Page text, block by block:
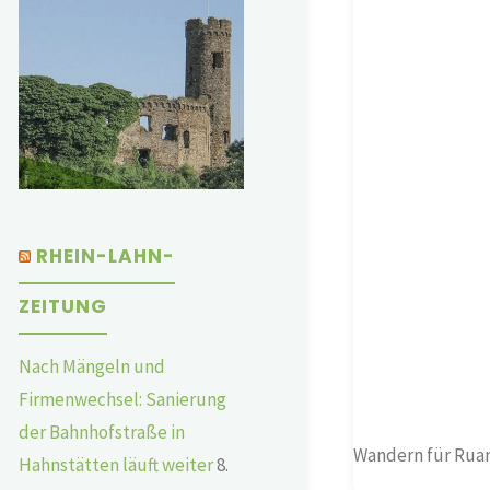
Wandern für
RHEIN-LAHN-
ZEITUNG
Nach Mängeln und
Firmenwechsel: Sanierung
der Bahnhofstraße in
Hahnstätten läuft weiter8.